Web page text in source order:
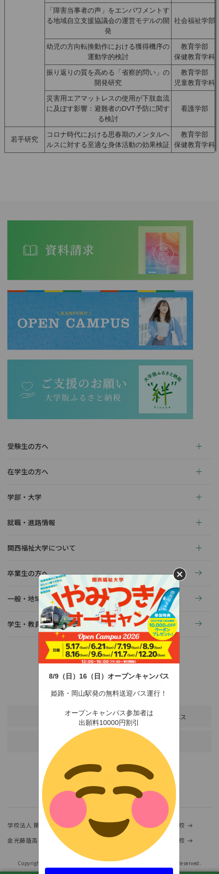
8/9（日）16（日）オープンキャンパス
姫路・岡山駅発の無料送迎バス運行！
オープンキャンパス参加者は
出願料10000円割引
「障害当事者の声」をエンパワメントす
る地域自立支援協議会の運営モデルの開
発
社会福祉学部
幼児の方向転換動作における獲得機序の
運動学的検討
教育学部
保健教育学科
振り返りの質を高める「省察的問い」の
開発研究
教育学部
児童教育学科
災害用エアマットレスの使用が下肢血流
に及ぼす影響：避難者のDVT予防に関す
る検討
看護学部
若手研究
コロナ時代における思春期のメンタルヘ
ルスに対する至適な身体活動の効果検証
教育学部
保健教育学科
受験生の方へ
在学生の方へ
学部・大学
就職・進路情報
関西福祉大学について
卒業生の方へ
一般・地域の方へ
学生・教員の活動
〒678-0255 兵庫県赤穂市新田380-3
TEL：0791-46-2525（代）FAX：0791-46-2526
アクセス スクールバス
学校法人 関西金光学園
金光大阪中学校・高等学校
金光藤蔭高等学校
金光八尾中学校・高等学校
Copyright(c)KANSAI UNIVERSITY of SOCIAL WELFARE.ALL Rights Reserved.